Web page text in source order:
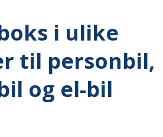
i ulike
til personbil,
og el-bil